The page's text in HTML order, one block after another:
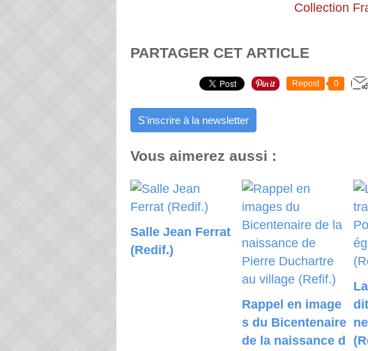
Collection
PARTAGER CET ARTICLE
Repost 0
S'inscrire à la newsletter
Vous aimerez aussi :
Salle Jean Ferrat
(Redif.)
Rappel en image
s du Bicentenaire
de la naissance d